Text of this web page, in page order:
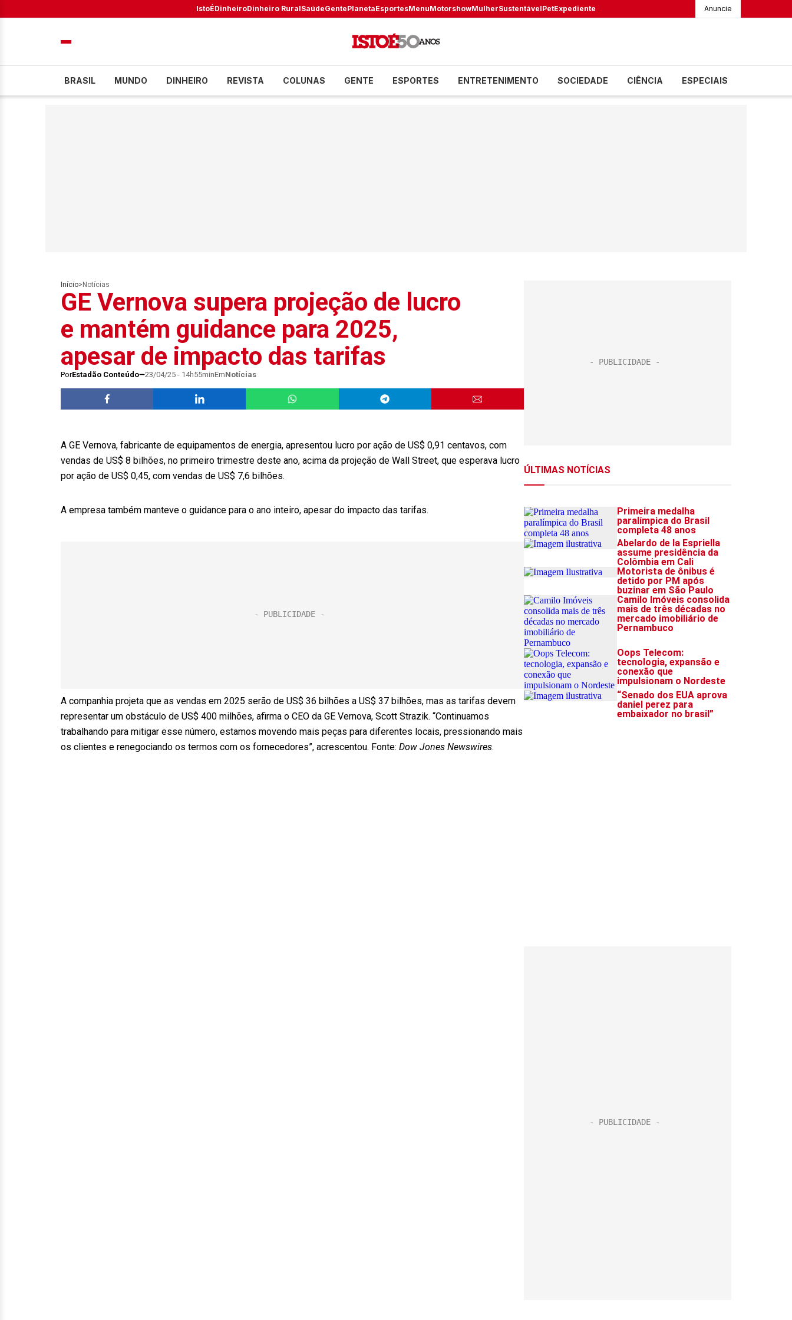
IstoÉDinheiroDinheiro RuralSaúdeGentePlanetaEsportesMenuMotorshowMulherSustentávelPetExpediente Anuncie
BRASIL MUNDO DINHEIRO REVISTA COLUNAS GENTE ESPORTES ENTRETENIMENTO SOCIEDADE CIÊNCIA ESPECIAIS
Início> Notícias
GE Vernova supera projeção de lucro
e mantém guidance para 2025,
apesar de impacto das tarifas
PorEstadão Conteúdo 23/04/25 - 14h55minEmNotícias
A GE Vernova, fabricante de equipamentos de energia, apresentou lucro por ação de US$ 0,91 centavos, com
vendas de US$ 8 bilhões, no primeiro trimestre deste ano, acima da projeção de Wall Street, que esperava lucro
por ação de US$ 0,45, com vendas de US$ 7,6 bilhões.
A empresa também manteve o guidance para o ano inteiro, apesar do impacto das tarifas.
A companhia projeta que as vendas em 2025 serão de US$ 36 bilhões a US$ 37 bilhões, mas as tarifas devem
representar um obstáculo de US$ 400 milhões, afirma o CEO da GE Vernova, Scott Strazik. “Continuamos
trabalhando para mitigar esse número, estamos movendo mais peças para diferentes locais, pressionando mais
os clientes e renegociando os termos com os fornecedores”, acrescentou. Fonte: Dow Jones Newswires.